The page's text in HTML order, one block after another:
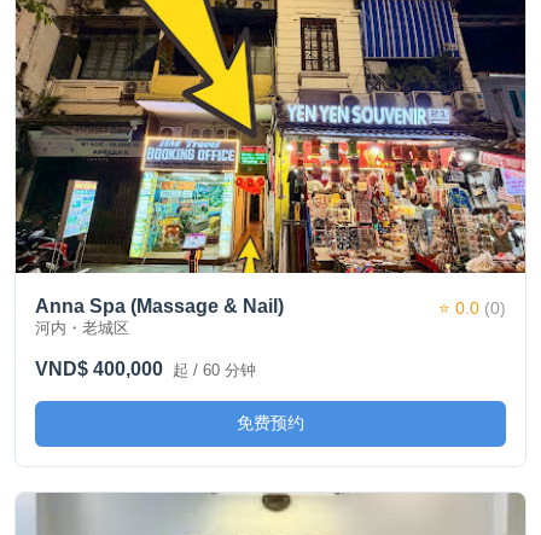
Anna Spa (Massage & Nail)
河内・老城区
⭐ 0.0 (0)
VND$ 400,000 起 / 60 分钟
免费预约